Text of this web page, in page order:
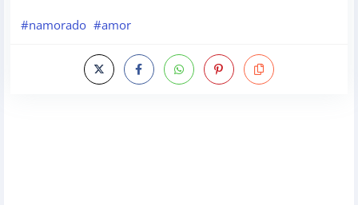
#namorado #amor